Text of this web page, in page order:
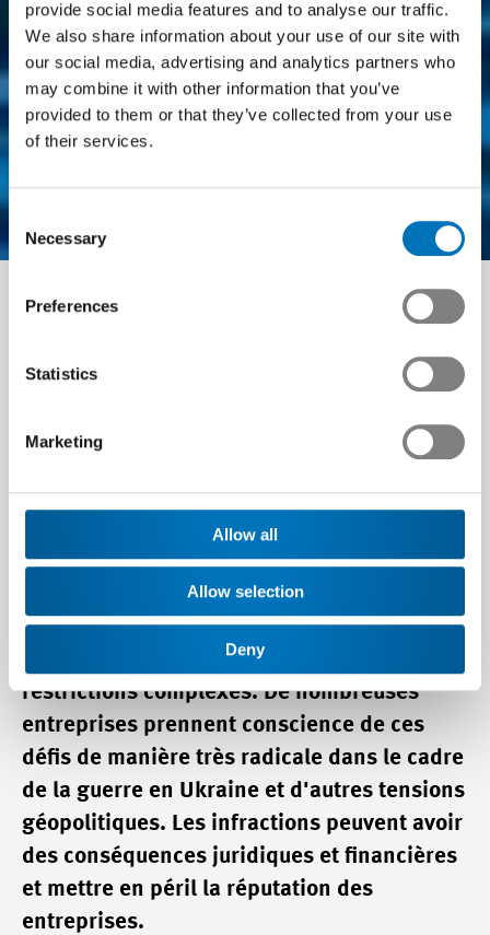
provide social media features and to analyse our traffic.
We also share information about your use of our site with
our social media, advertising and analytics partners who
may combine it with other information that you’ve
provided to them or that they’ve collected from your use
of their services.
Selection
Necessary
Preferences
Statistics
Marketing
Allow all
Allow selection
Deny
Les sanctions, le
contrôle à l'exportation
pratique
Dans un monde globalisé où les tensions
géopolitiques se multiplient, le contrôle à
l’exportation et les sanctions prennent de
plus en plus d'importance. Les entreprises
qui opèrent et exportent à l'échelle
internationale sont confrontées au défi de
respecter des dispositions légales et des
restrictions complexes. De nombreuses
entreprises prennent conscience de ces
défis de manière très radicale dans le cadre
de la guerre en Ukraine et d'autres tensions
géopolitiques. Les infractions peuvent avoir
des conséquences juridiques et financières
et mettre en péril la réputation des
entreprises.